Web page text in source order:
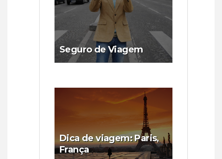
Seguro de Viagem
Dica de viagem: Paris,
França